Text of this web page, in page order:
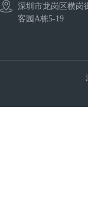
深圳市龙岗区横岗
客园A栋5-19